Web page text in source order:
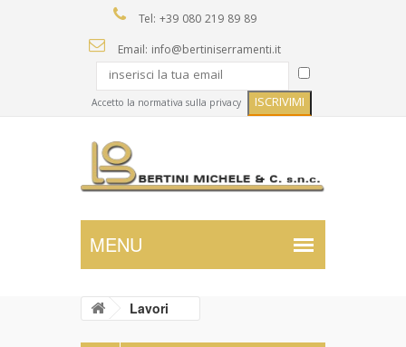
Tel: +39 080 219 89 89
Email: info@bertiniserramenti.it
Accetto la normativa sulla privacy
Lavori